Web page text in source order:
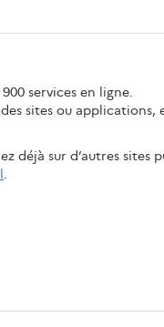
services en ligne.
sites ou applications,
déjà sur d’autres sites
.